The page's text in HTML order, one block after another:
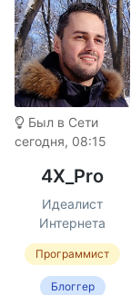
Был в Сети
сегодня, 08:15
4X_Pro
Идеалист
Интернета
Программист
Блоггер